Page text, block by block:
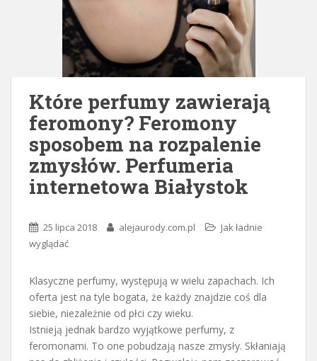
Które perfumy zawierają
feromony? Feromony
sposobem na rozpalenie
zmysłów. Perfumeria
internetowa Białystok
25 lipca 2018 alejaurody.com.pl
Jak ładnie
wyglądać
Klasyczne perfumy, występują w wielu zapachach. Ich
oferta jest na tyle bogata, że każdy znajdzie coś dla
siebie, niezależnie od płci czy wieku.
Istnieją jednak bardzo wyjątkowe perfumy, z
feromonami. To one pobudzają nasze zmysły. Skłaniają